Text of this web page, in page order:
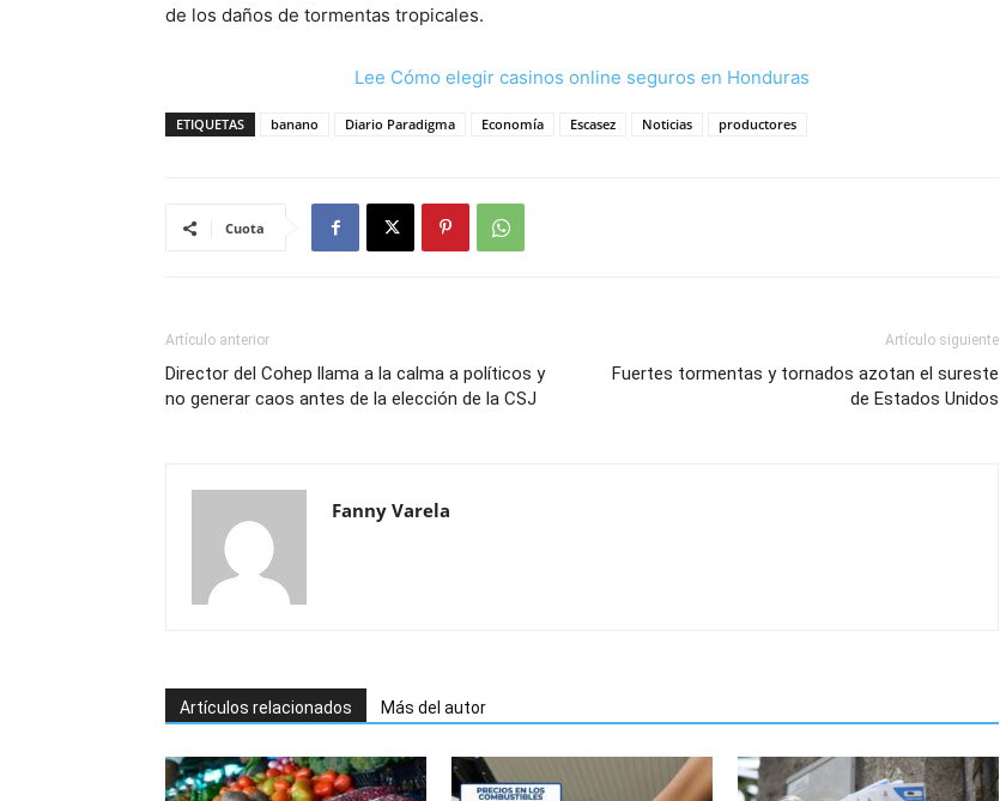
de los daños de tormentas tropicales.
Lee Cómo elegir casinos online seguros en Honduras
ETIQUETAS banano Diario Paradigma Economía Escasez Noticias productores
Cuota
Artículo anterior
Director del Cohep llama a la calma a políticos y
no generar caos antes de la elección de la CSJ
Artículo siguiente
Fuertes tormentas y tornados azotan el sureste
de Estados Unidos
Fanny Varela
Artículos relacionados Más del autor